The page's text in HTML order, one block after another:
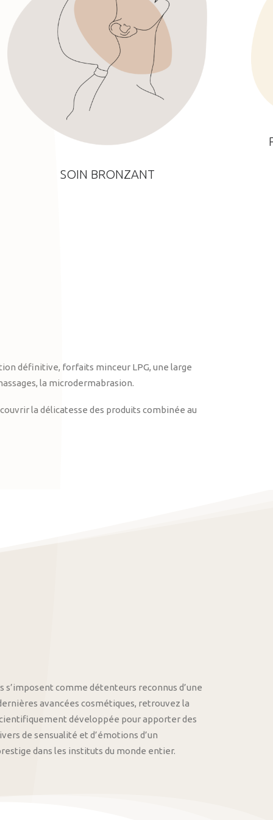
SOIN BRONZANT
définitive, forfaits minceur LPG, une large
la microdermabrasion.
la délicatesse des produits combinée au
s’imposent comme détenteurs reconnus d’une
avancées cosmétiques, retrouvez la
développée pour apporter des
de sensualité et d’émotions d’un
dans les instituts du monde entier.